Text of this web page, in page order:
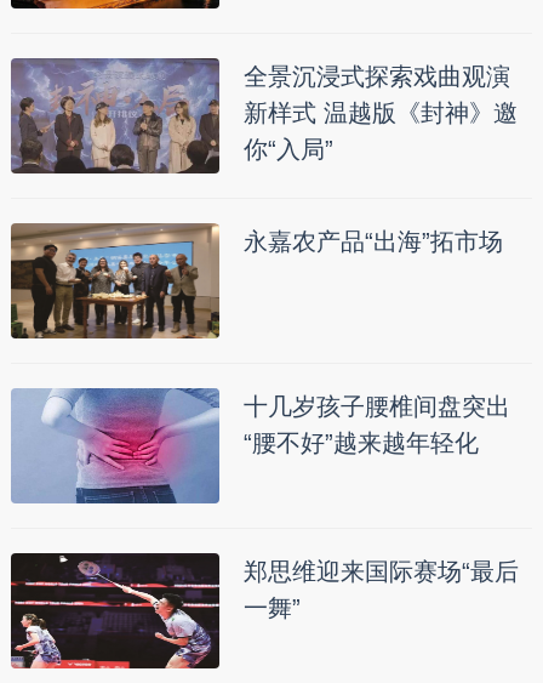
全景沉浸式探索戏曲观演
新样式 温越版《封神》邀
你“入局”
永嘉农产品“出海”拓市场
十几岁孩子腰椎间盘突出
“腰不好”越来越年轻化
郑思维迎来国际赛场“最后
一舞”